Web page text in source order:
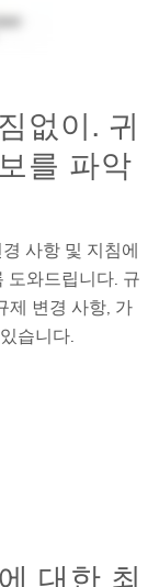
없이. 귀
를 파악
사항 및 지침에
도와드립니다. 규
제 변경 사항, 가
습니다.